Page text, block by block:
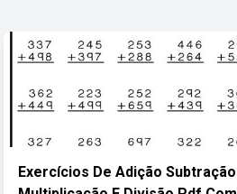
Exercícios De Adição Subtração